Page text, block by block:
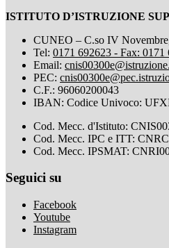
ISTITUTO D’ISTRUZIONE
CUNEO – C.so IV
Tel: 0171 692623 - Fax: 0171
Email:
PEC:
C.F.: 96060200043
IBAN: Codice Univoco:
Cod. Mecc. d'Istituto:
Cod. Mecc. IPC e ITT:
Cod. Mecc. IPSMAT:
Seguici su
Facebook
Youtube
Instagram